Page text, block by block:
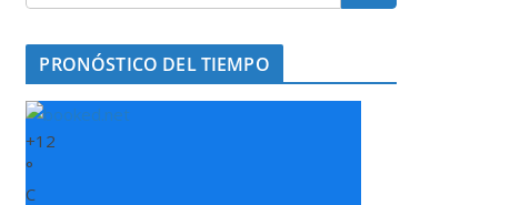
PRONÓSTICO DEL TIEMPO
+12
°
C